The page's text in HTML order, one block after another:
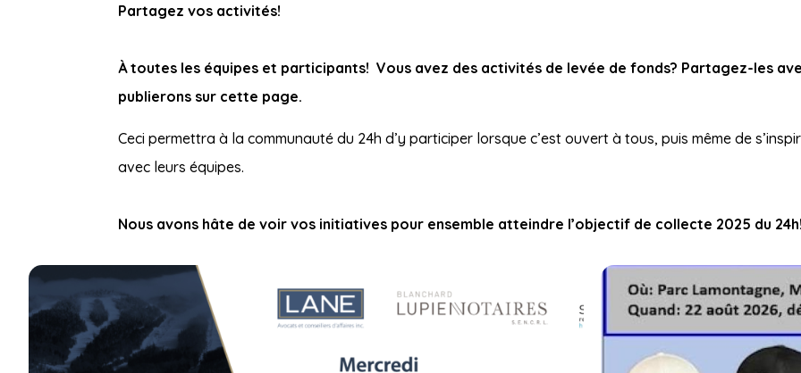
Partagez vos activités!
À toutes les équipes et participants! Vous avez des activités de levée de fonds? Partagez-les
publierons sur cette page.
Ceci permettra à la communauté du 24h d’y participer lorsque c’est ouvert à tous, puis même de
avec leurs équipes.
Nous avons hâte de voir vos initiatives pour ensemble atteindre l’objectif de collecte 2025 du